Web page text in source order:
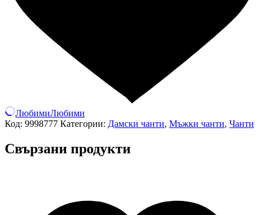
ЛюбимиЛюбими
Код: 9998777 Категории: Дамски чанти, Мъжки чанти, Чанти
Свързани продукти